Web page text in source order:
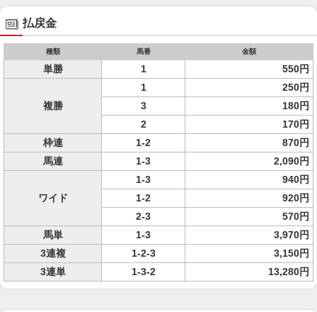
払戻金
種類 馬番 金額
単勝 1 550円
複勝
1
250円
3
180円
2
170円
枠連
1-2
870円
馬連
1-3 2,090円
ワイド
1-3
940円
1-2
920円
2-3
570円
馬単
1-3
3,970円
3連複
1-2-3
3,150円
3連単
1-3-2 13,280円